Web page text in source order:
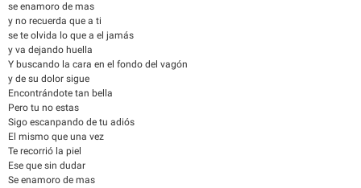
se enamoro de mas
y no recuerda que a ti
se te olvida lo que a el jamás
y va dejando huella
Y buscando la cara en el fondo del vagón
y de su dolor sigue
Encontrándote tan bella
Pero tu no estas
Sigo escanpando de tu adiós
El mismo que una vez
Te recorrió la piel
Ese que sin dudar
Se enamoro de mas